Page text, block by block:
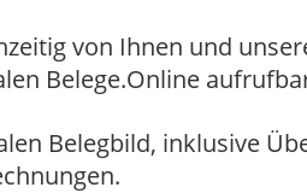
von Ihnen und
Belege.Online
Belegbild, inklusive